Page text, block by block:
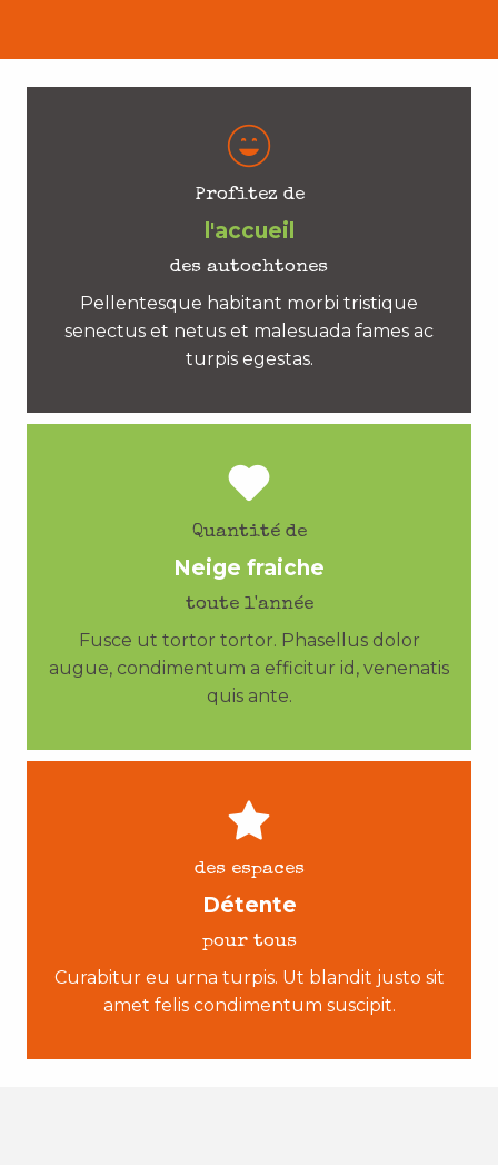
Profitez de
l'accueil
des autochtones
Pellentesque habitant morbi tristique
senectus et netus et malesuada fames ac
turpis egestas.
Quantité de
Neige fraiche
toute l'année
Fusce ut tortor tortor. Phasellus dolor
augue, condimentum a efficitur id, venenatis
quis ante.
des espaces
Détente
pour tous
Curabitur eu urna turpis. Ut blandit justo sit
amet felis condimentum suscipit.